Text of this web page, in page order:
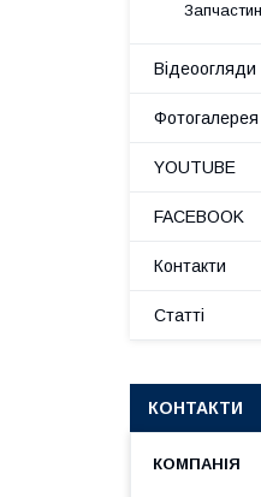
Відеоогляди
Фотогалерея
YOUTUBE
FACEBOOK
Контакти
Статті
КОНТАКТИ